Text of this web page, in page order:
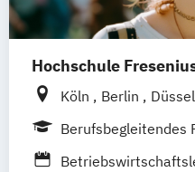
Hochschule
Köln Berlin
Hamburg
Idstein
Berufsbegleitendes